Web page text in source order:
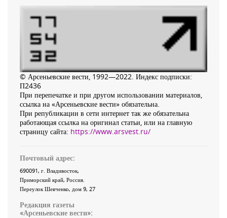
© Арсеньевские вести, 1992—2022. Индекс подписки:
П2436
При перепечатке и при другом использовании материалов,
ссылка на «Арсеньевские вести» обязательна.
При републикации в сети интернет так же обязательна
работающая ссылка на оригинал статьи, или на главную
страницу сайта: https://www.arsvest.ru/
Почтовый адрес:
690091, г. Владивосток,
Приморский край, Россия
Переулок Шевченко, дом 9, 27
Редакция газеты
«Арсеньевские вести»: